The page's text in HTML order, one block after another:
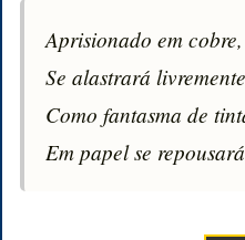
Aprisionado em cobre,
Se alastrará
Como fantasma de
Em papel se